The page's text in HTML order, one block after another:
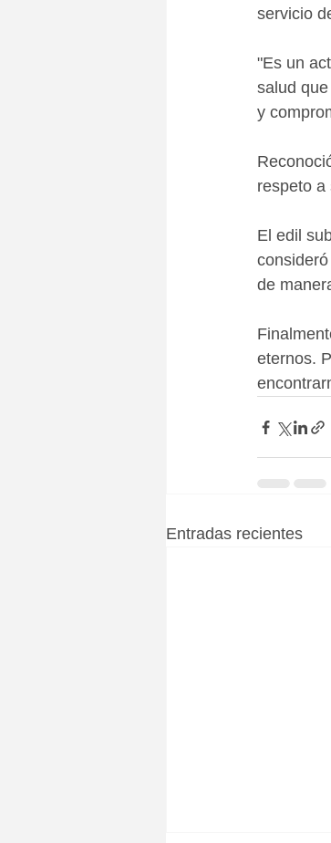
servicio
"Es un
salud
y
respeto a
El edil
de
eternos.
Entradas recientes